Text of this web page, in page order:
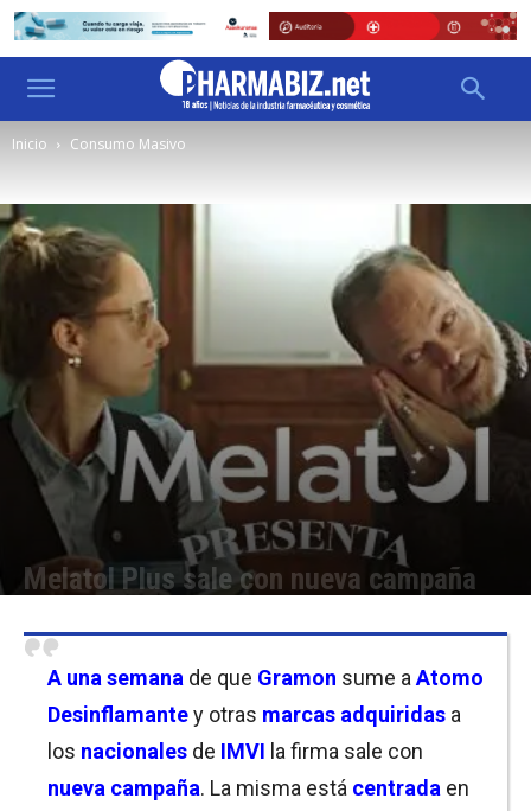
Inicio Consumo Masivo
Melatol Plus sale con nueva campaña
A una semana de que Gramon sume a Atomo
Desinflamantey otras marcas adquiridas a
los nacionales de IMVI la firma sale con
nueva campaña. La misma está centrada en